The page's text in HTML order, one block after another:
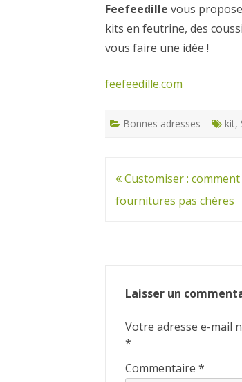
Feefeedille vous
kits en feutrine, des
vous faire une idée !
feefeedille.com
Bonnes adresses kit,
Navigation
de
Customiser :
fournitures pas chères
Laisser un
Votre adresse e-mail
*
Commentaire *